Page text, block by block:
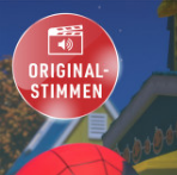
Spidey
und
seine
Super-
Freunde
-
Hörspiel